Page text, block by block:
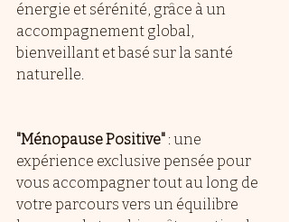
énergie et sérénité, grâce à un
accompagnement global,
bienveillant et basé sur la santé
naturelle.
"Ménopause Positive" : une
expérience exclusive pensée pour
vous accompagner tout au long de
votre parcours vers un équilibre